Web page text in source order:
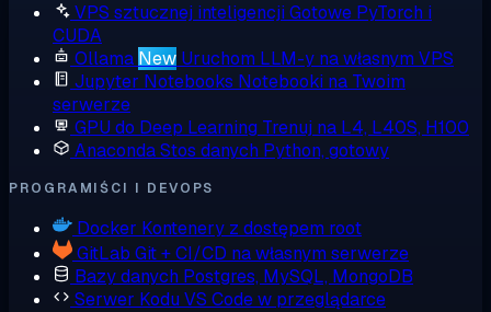
VPS sztucznej inteligencji Gotowe PyTorch i
CUDA
Ollama New Uruchom LLM-y na własnym VPS
Jupyter Notebooks Notebooki na Twoim
serwerze
GPU do Deep Learning Trenuj na L4, L40S, H100
AnacondaStos danych Python, gotowy
PROGRAMIŚCI I DEVOPS
Docker Kontenery z dostępem root
GitLab Git + CI/CD na własnym serwerze
Bazy danych Postgres, MySQL, MongoDB
Serwer Kodu VS Code w przeglądarce